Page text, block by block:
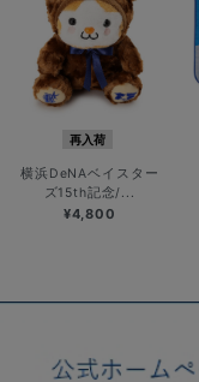
再入荷
横浜DeNAベイスター
ズ15th記念/...
¥4,800